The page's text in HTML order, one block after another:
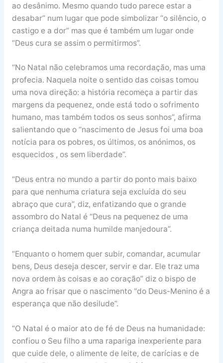
ao desânimo. Mesmo quando tudo parece estar a
desabar” num lugar que pode simbolizar “o silêncio, o
castigo e a dor” mas que é também um lugar onde
“Deus cura se assim o permitirmos”.
“No Natal não celebramos uma recordação, mas uma
profecia. Naquela noite o sentido das coisas tomou
uma nova direção: a história recomeça a partir das
margens da pequenez, onde está todo o sofrimento
humano, mas também todos os seus sonhos”, afirma
salientando que o “nascimento de Jesus foi uma boa
notícia para os pobres, os últimos, os anónimos, os
esquecidos , os sem liberdade”.
“Deus entra no mundo a partir do ponto mais baixo
para que nenhuma criatura seja excluída do seu
abraço que cura”, diz, enfatizando que o grande
assombro do Natal é “Deus na pequenez de uma
criança deitada numa humilde manjedoura”.
“Enquanto o homem quer subir, comandar, acumular
bens, Deus deseja descer, servir e dar. Ele traz uma
nova ordem às coisas e ao coração” diz o bispo de
Angra ao frisar que o nascimento “do Deus-Menino é a
esperança que não desilude”.
“O Natal é o maior ato de fé de Deus na humanidade:
confiou o Seu filho a uma rapariga inexperiente para
que cuide dele, o alimente de leite, de carícias e de